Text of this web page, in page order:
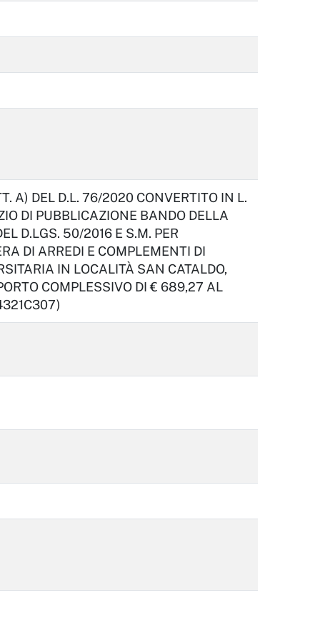
A) DEL D.L. 76/2020 CONVERTITO IN L.
DI PUBBLICAZIONE BANDO DELLA
D.LGS. 50/2016 E S.M. PER
DI ARREDI E COMPLEMENTI DI
IN LOCALITÀ SAN CATALDO,
COMPLESSIVO DI € 689,27 AL